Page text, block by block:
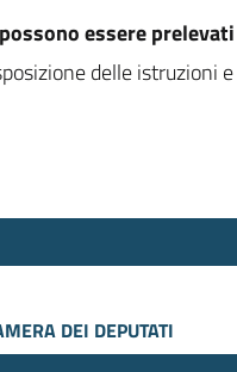
essere
delle istruzioni
DEI DEPUTATI